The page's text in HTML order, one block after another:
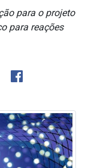
para o projeto
para reações